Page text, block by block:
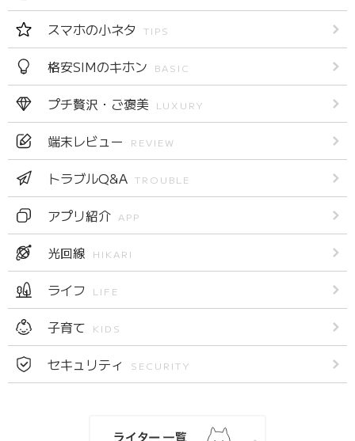
スマホの小ネタ TIPS
格安SIMのキホン BASIC
プチ贅沢・ご褒美 LUXURY
端末レビュー REVIEW
トラブルQ&A TROUBLE
アプリ紹介 APP
光回線 HIKARI
ライフ LIFE
子育て KIDS
セキュリティ SECURITY